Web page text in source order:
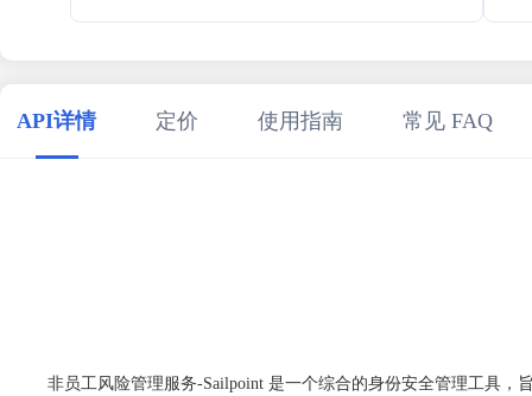
API详情 定价 使用指南 常见 FAQ
非员工风险管理服务-Sailpoint 是一个综合的身份安全管理工具